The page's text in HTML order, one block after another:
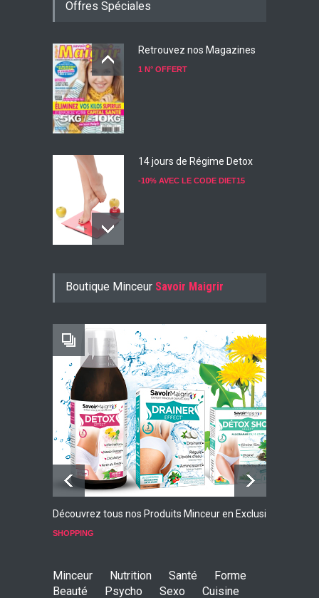
Offres Spéciales
Retrouvez nos Magazines
1 N° OFFERT
14 jours de Régime Detox
-10% AVEC LE CODE DIET15
-10% AVEC LE CODE KONJ10
Faites Votre Bilan Minceur
GRATUIT
Boutique Minceur Savoir Maigrir
Découvrez tous nos Produits Minceur en Exclusivité
SHOPPING
Minceur Nutrition Santé
Forme
Beauté
Psycho Sexo Cuisine